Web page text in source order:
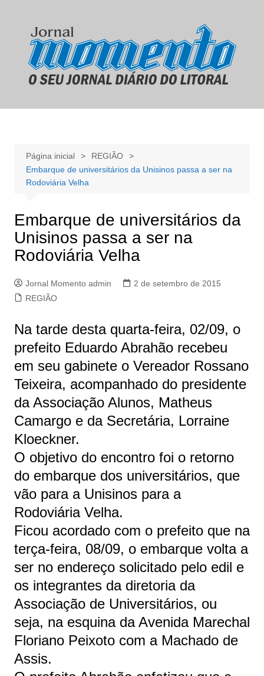
conteúdo
Página inicial
REGIÃO
Embarque de universitários da Unisinos passa a ser na
Rodoviária Velha
Embarque de universitários da
Unisinos passa a ser na
Rodoviária Velha
Jornal Momento admin
2 de setembro de 2015
REGIÃO
Na tarde desta quarta-feira, 02/09, o
prefeito Eduardo Abrahão recebeu
em seu gabinete o Vereador Rossano
Teixeira, acompanhado do presidente
da Associação Alunos, Matheus
Camargo e da Secretária, Lorraine
Kloeckner.
O objetivo do encontro foi o retorno
do embarque dos universitários, que
vão para a Unisinos para a
RodoviáriaVelha.
Ficou acordado com o prefeito que na
terça-feira, 08/09, o embarque volta a
ser no endereço solicitado pelo edil e
os integrantes da diretoria da
Associação de Universitários, ou
seja, na esquina da Avenida Marechal
Floriano Peixoto com a Machado de
Assis.